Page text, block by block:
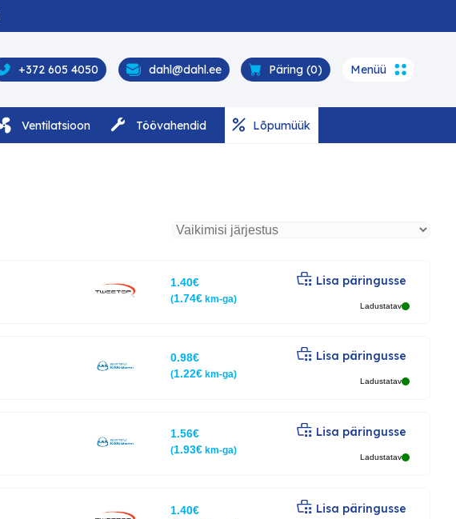
+372 605 4050 dahl@dahl.ee Päring (0) Menüü
Ventilatsioon Töövahendid Lõpumüük
1.40€
(1.74€km-ga)
Lisa päringusse
Ladustatav
0.98€
(1.22€km-ga)
Lisa päringusse
Ladustatav
1.56€
(1.93€km-ga)
Lisa päringusse
Ladustatav
1.40€ Lisa päringusse